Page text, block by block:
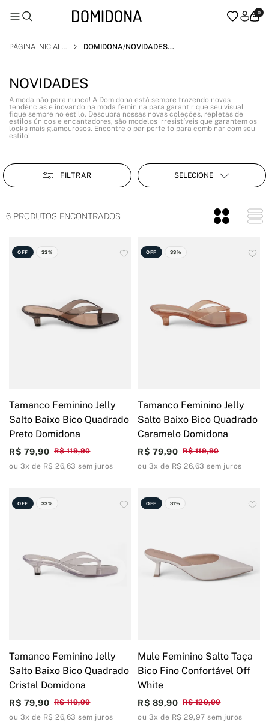
0
PÁGINA INICIAL DOMIDONA/NOVIDADES
NOVIDADES
A moda não para nunca! A Domidona está sempre trazendo novas
tendências e inovando na moda feminina para garantir que seu visual
fique sempre no estilo. Descubra nossas novas coleções, repletas de
estilos únicos e encantadores, são modelos irresistíveis que garantem os
looks mais glamourosos. Encontre o par perfeito para combinar com seu
estilo!
FILTRAR SELECIONE
6 PRODUTOS ENCONTRADOS
OFF 33%
Tamanco Feminino Jelly
Salto Baixo Bico Quadrado
Preto Domidona
R$ 119,90
R$ 79,90
ou 3x de R$ 26,63 sem juros
OFF 33%
Tamanco Feminino Jelly
Salto Baixo Bico Quadrado
Caramelo Domidona
R$ 119,90
R$ 79,90
ou 3x de R$ 26,63 sem juros
OFF 33%
Tamanco Feminino Jelly
Salto Baixo Bico Quadrado
Cristal Domidona
R$ 119,90
R$ 79,90
ou 3x de R$ 26,63 sem juros
OFF 31%
Mule Feminino Salto Taça
Bico Fino Confortável Off
White
R$ 129,90
R$ 89,90
ou 3x de R$ 29,97 sem juros